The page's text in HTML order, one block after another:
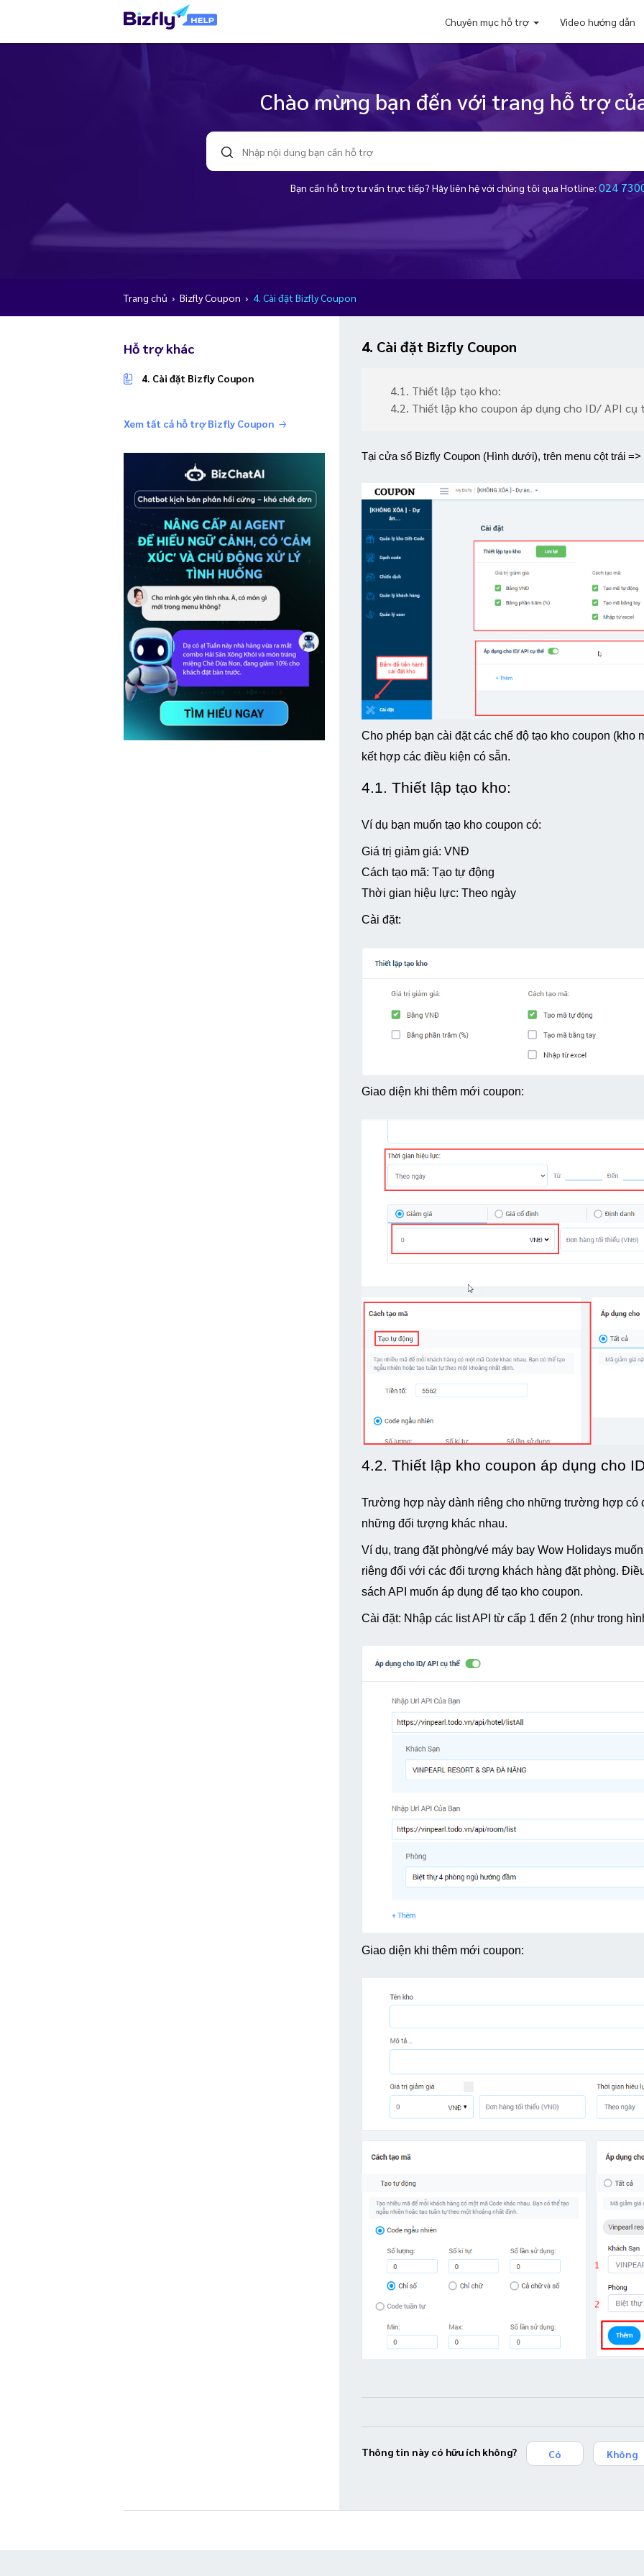
Chuyên mục hỗ trợ Video hướng dẫn
Chào mừng bạn đến với trang hỗ trợ
Bạn cần hỗ trợ tư vấn trực tiếp? Hãy liên hệ với chúng tôi qua Hotline: 024
Trang chủ › Bizfly Coupon › 4. Cài đặt Bizfly Coupon
Hỗ trợ khác
4. Cài đặt Bizfly Coupon
Xem tất cả hỗ trợ Bizfly Coupon
4. Cài đặt Bizfly Coupon
4.1. Thiết lập tạo kho:
4.2. Thiết lập kho coupon áp dụng cho ID/ API cụ
Tại cửa sổ Bizfly Coupon (Hình dưới), trên menu cột trái =>
Cho phép bạn cài đặt các chế độ tạo kho coupon (kho
kết hợp các điều kiện có sẵn.
4.1. Thiết lập tạo kho:
Ví dụ bạn muốn tạo kho coupon có:
Giá trị giảm giá: VNĐ
Cách tạo mã: Tạo tự động
Thời gian hiệu lực: Theo ngày
Cài đặt:
Giao diện khi thêm mới coupon:
4.2. Thiết lập kho coupon áp dụng cho
Trường hợp này dành riêng cho những trường hợp có
những đối tượng khác nhau.
Ví dụ, trang đặt phòng/vé máy bay Wow Holidays
riêng đối với các đối tượng khách hàng đặt phòng.
sách API muốn áp dụng để tạo kho coupon.
Cài đặt: Nhập các list API từ cấp 1 đến 2 (như trong
Giao diện khi thêm mới coupon:
Thông tin này có hữu ích không? Có Không